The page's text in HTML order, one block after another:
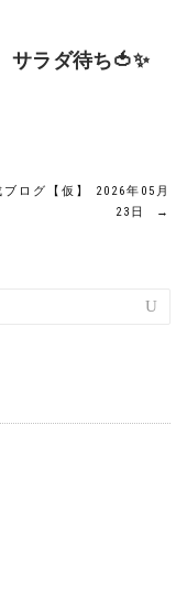
ラダ待ち🍅✨
ブログ【仮】 2026年05月
23日
→